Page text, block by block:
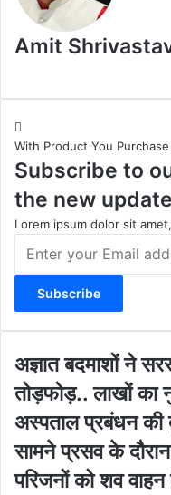
Amit
With Product You Purchase
Subscribe to
the new
Lorem ipsum dolor sit
t
o
r
E
m
a
i
अ
ज्ञा
त
ब
मा
शों
अज्ञात बदमाशों ने
तोड़फोड़.. लाखों का
अ
ता
ल
अस्पताल प्रबंधन की
सामने प्रसव के
परिजनों को शव